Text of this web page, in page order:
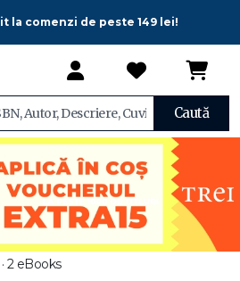
la comenzi de peste 149 lei!
Caută
2 eBooks